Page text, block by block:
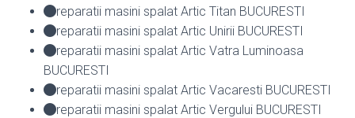
reparatii masini spalat Artic Titan BUCURESTI
reparatii masini spalat Artic Unirii BUCURESTI
reparatii masini spalat Artic Vatra Luminoasa
BUCURESTI
reparatii masini spalat Artic Vacaresti BUCURESTI
reparatii masini spalat Artic Vergului BUCURESTI